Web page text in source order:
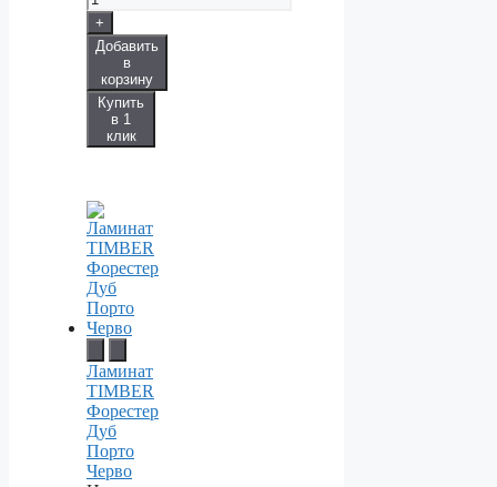
+
Добавить
в
корзину
Купить
в 1
клик
Ламинат
TIMBER
Форестер
Дуб
Порто
Черво